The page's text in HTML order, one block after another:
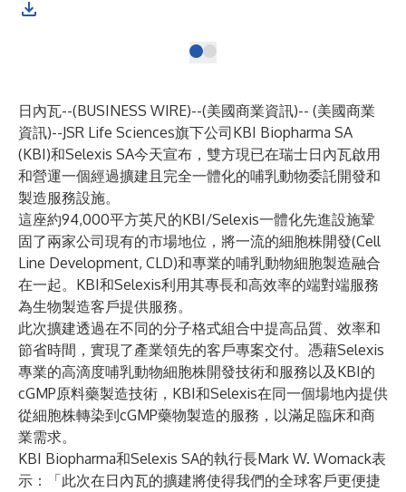
日內瓦--(BUSINESS WIRE)--(美國商業資訊)-- (美國商業
資訊)--JSR Life Sciences旗下公司KBI Biopharma SA
(KBI)和Selexis SA今天宣布，雙方現已在瑞士日內瓦啟用
和營運一個經過擴建且完全一體化的哺乳動物委託開發和
製造服務設施。
這座約94,000平方英尺的KBI/Selexis一體化先進設施鞏
固了兩家公司現有的市場地位，將一流的細胞株開發(Cell
Line Development, CLD)和專業的哺乳動物細胞製造融合
在一起。KBI和Selexis利用其專長和高效率的端對端服務
為生物製造客戶提供服務。
此次擴建透過在不同的分子格式組合中提高品質、效率和
節省時間，實現了產業領先的客戶專案交付。憑藉Selexis
專業的高滴度哺乳動物細胞株開發技術和服務以及KBI的
cGMP原料藥製造技術，KBI和Selexis在同一個場地內提供
從細胞株轉染到cGMP藥物製造的服務，以滿足臨床和商
業需求。
KBI Biopharma和Selexis SA的執行長Mark W. Womack表
示：「此次在日內瓦的擴建將使得我們的全球客戶更便捷